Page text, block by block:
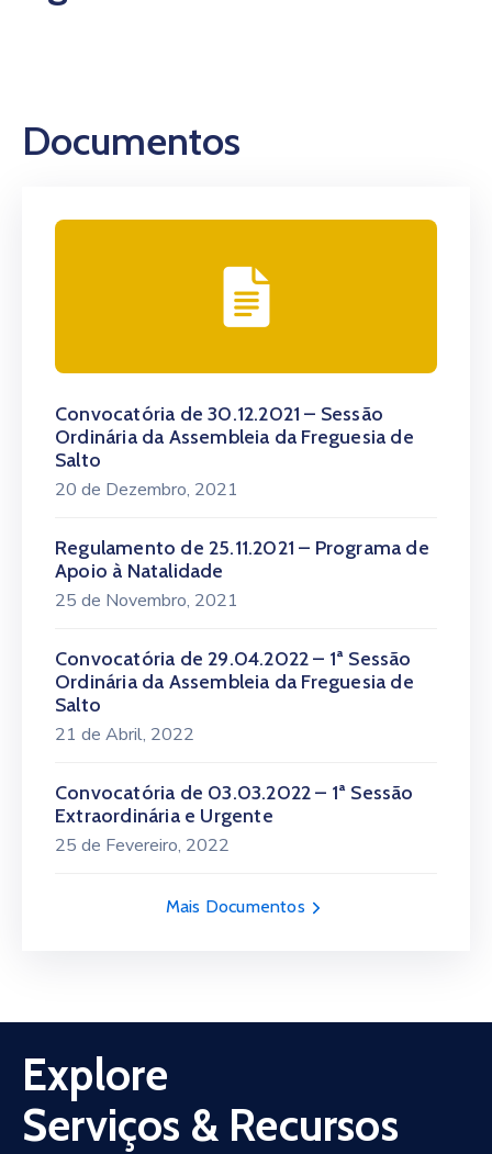
Documentos
Convocatória de 30.12.2021 – Sessão
Ordinária da Assembleia da Freguesia de
Salto
20 de Dezembro, 2021
Regulamento de 25.11.2021 – Programa de
Apoio à Natalidade
25 de Novembro, 2021
Convocatória de 29.04.2022 – 1ª Sessão
Ordinária da Assembleia da Freguesia de
Salto
21 de Abril, 2022
Convocatória de 03.03.2022 – 1ª Sessão
Extraordinária e Urgente
25 de Fevereiro, 2022
Mais Documentos
Explore
Serviços & Recursos